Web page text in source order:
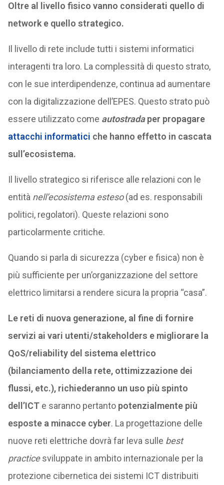
Oltre al livello fisico vanno considerati quello di
network e quello strategico.
Il livello di rete include tutti i sistemi informatici
interagenti tra loro. La complessità di questo strato,
con le sue interdipendenze, continua ad aumentare
con la digitalizzazione dell’EPES. Questo strato può
essere utilizzato come autostradaper propagare
attacchi informatici che hanno effetto in cascata
sull’ecosistema.
Il livello strategico si riferisce alle relazioni con le
entità nell’ecosistema esteso(ad es. responsabili
politici, regolatori). Queste relazioni sono
particolarmente critiche.
Quando si parla di sicurezza (cyber e fisica) non è
più sufficiente per un’organizzazione del settore
elettrico limitarsi a rendere sicura la propria “casa”.
Le reti di nuova generazione, al fine di fornire
servizi ai vari utenti/stakeholders e migliorare la
QoS/reliability del sistema elettrico
(bilanciamento della rete, ottimizzazione dei
flussi, etc.), richiederanno un uso più spinto
dell’ICTe saranno pertanto potenzialmente più
esposte a minacce cyber. La progettazione delle
nuove reti elettriche dovrà far leva sulle best
practicesviluppate in ambito internazionale per la
protezione cibernetica dei sistemi ICT distribuiti